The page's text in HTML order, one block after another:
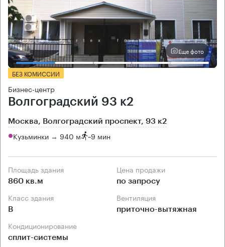
Еще фото
БЕЗ КОМИССИИ
Бизнес-центр
Волгоградский 93 к2
Москва, Волгоградский проспект, 93 к2
Кузьминки → 940 м ~9 мин
Площадь здания
860 кв.м
Цена продажи
по запросу
Класс здания
B
Вентиляция
приточно-вытяжная
Кондиционирование
сплит-системы